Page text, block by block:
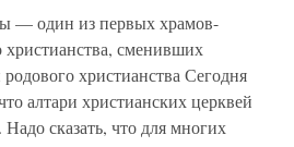
— один из первых храмов-
христианства, сменивших
христианства Сегодня
алтари христианских церквей
сказать, что для многих